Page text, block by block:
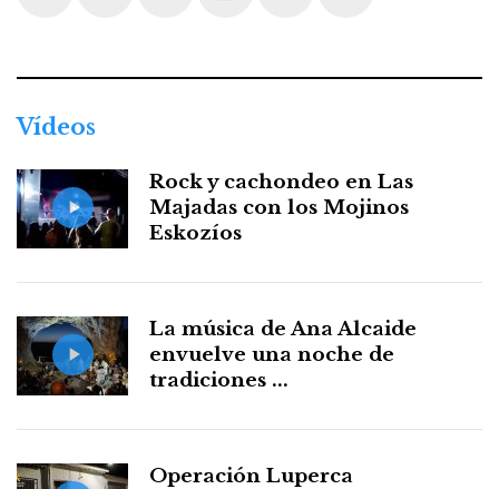
Vídeos
Rock y cachondeo en Las
Majadas con los Mojinos
Eskozíos
La música de Ana Alcaide
envuelve una noche de
tradiciones ...
Operación Luperca